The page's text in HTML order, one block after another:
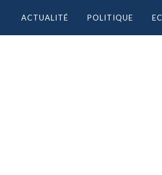
ACTUALITÉ POLITIQUE